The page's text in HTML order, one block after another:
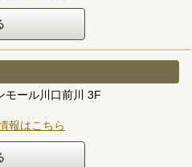
モール川口前川 3F
報はこちら